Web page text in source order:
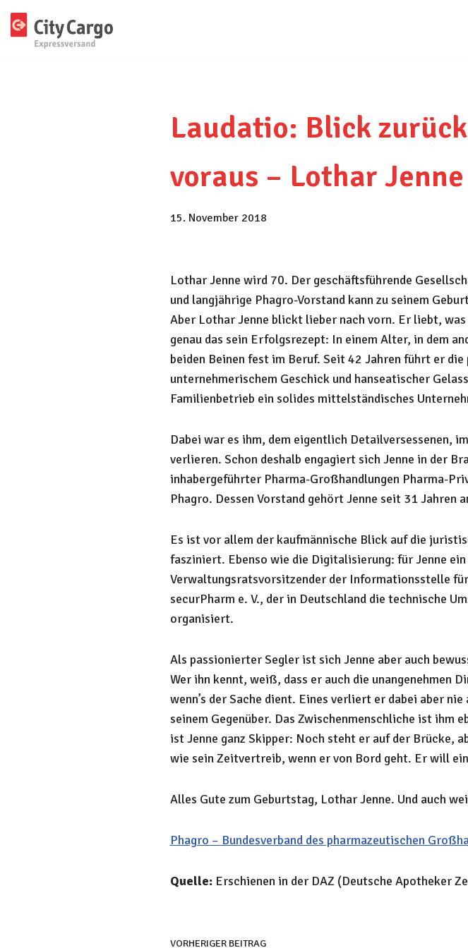
Zum
Laudatio: Blick
voraus – Lothar
15. November 2018
Lothar Jenne wird 70. Der geschäftsführende
und langjährige Phagro-Vorstand kann zu seinem
Aber Lothar Jenne blickt lieber nach vorn. Er liebt,
genau das sein Erfolgsrezept: In einem Alter, in dem
beiden Beinen fest im Beruf. Seit 42 Jahren führt er
unternehmerischem Geschick und hanseatischer
Familienbetrieb ein solides mittelständisches
Dabei war es ihm, dem eigentlich Detailversessenen,
verlieren. Schon deshalb engagiert sich Jenne in der
inhabergeführter Pharma-Großhandlungen Pharma-
Phagro. Dessen Vorstand gehört Jenne seit 31 Jahren
Es ist vor allem der kaufmännische Blick auf die
fasziniert. Ebenso wie die Digitalisierung: für Jenne
Verwaltungsratsvorsitzender der Informationsstelle
securPharm e. V., der in Deutschland die technische
organisiert.
Als passionierter Segler ist sich Jenne aber auch
Wer ihn kennt, weiß, dass er auch die unangenehmen
wenn’s der Sache dient. Eines verliert er dabei aber
seinem Gegenüber. Das Zwischenmenschliche ist ihm
ist Jenne ganz Skipper: Noch steht er auf der Brücke,
wie sein Zeitvertreib, wenn er von Bord geht. Er will
Alles Gute zum Geburtstag, Lothar Jenne. Und auch
Phagro – Bundesverband des pharmazeu­tischen
Quelle: Erschienen in der DAZ (Deutsche Apotheker
VORHERIGER BEITRAG